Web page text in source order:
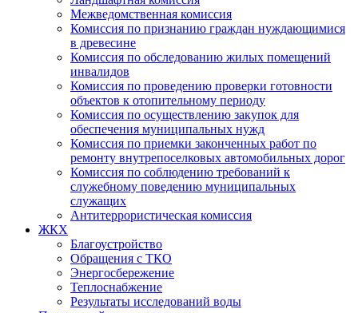
Межведомственная комиссия
Комиссия по признанию граждан нуждающимися
в древесине
Комиссия по обследованию жилых помещений
инвалидов
Комиссия по проведению проверки готовности
объектов к отопительному периоду
Комиссия по осуществлению закупок для
обеспечения муниципальных нужд
Комиссия по приемки законченных работ по
ремонту внутрепоселковых автомобильных дорог
Комиссия по соблюдению требований к
служебному поведению муниципальных
служащих
Антитеррористическая комиссия
ЖКХ
Благоустройство
Обращения с ТКО
Энергосбережение
Теплоснабжение
Результаты исследований воды